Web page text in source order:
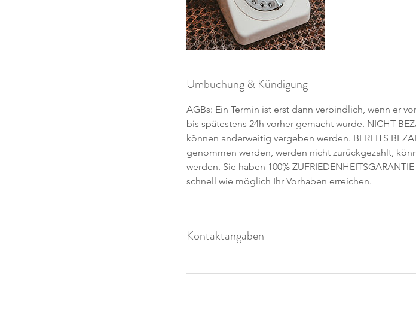
Umbuchung & Kündigung
AGBs: Ein Termin ist erst dann verbindlich, wenn er
bis spätestens 24h vorher gemacht wurde. NICHT
können anderweitig vergeben werden. BEREITS
genommen werden, werden nicht zurückgezahlt,
werden. Sie haben 100%
schnell wie möglich Ihr Vorhaben erreichen.
Kontaktangaben